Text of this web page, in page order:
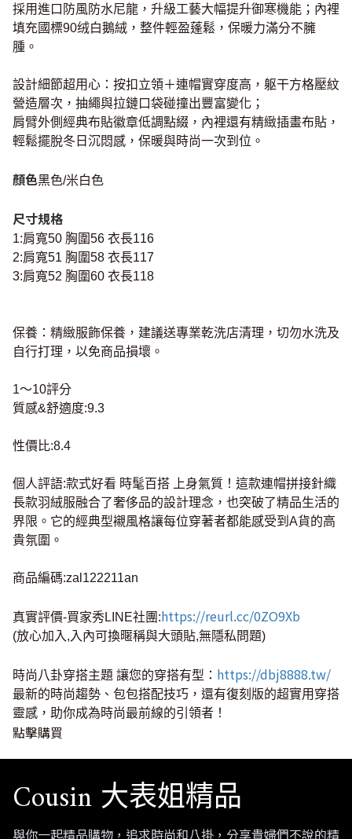
採用進口防風防水尼龍，升級工藝大幅提升御寒機能；內裡
填充國標90绒白鵝絨，整件輕盈蓬鬆，保暖力滿分不臃
腫。
設計細節超用心：按扣立領＋連帽實穿度高，躯干方格壓紋
營造層次，抽繩與拉鏈口袋碰撞出豐富變化；
肩臂外側經典布貼徽章低調點綴，內裡還有精緻插畫布貼，
輕鬆擺脫冬日沉悶感，保暖與時尚一次到位。
顏色黑色/米白色
尺寸規格
1:肩寬50 胸圍56 衣長116
2:肩寬51 胸圍58 衣長117
3:肩寬52 胸圍60 衣長118
保養：精緻服飾保養，建議送專業乾洗店清理，切勿水洗及
自行打理，以免商品損壞。
1～10評分
質感&舒適度:9.3
性價比:8.4
個人評語:款式好看 時髦百搭 上身氣質！這款連帽拼接針織
長款羽絨服融合了奢侈品的設計理念，也突破了精品生活的
界限。它的經典型襯風格讓每位穿著者都能感受到A貨的高
貴氛圍。
商品編碼:zal122211an
真實評價-買家秀LINE社團:https://reurl.cc/0ZO9Xb
(放心加入,入內可換暱稱與大頭貼,無隱私問題)
時尚八卦穿搭主題 讓您的穿搭有型： https://dbj8888.tw/
最新的時尚趨勢、包包搭配技巧，還有復刻版的超實用穿搭
靈感，助你成為時尚最前線的引領者！
點擊購買
Cousin 大表姐精品
與你一起精品購物，追求時尚和八掛，分享貴婦們不說的精